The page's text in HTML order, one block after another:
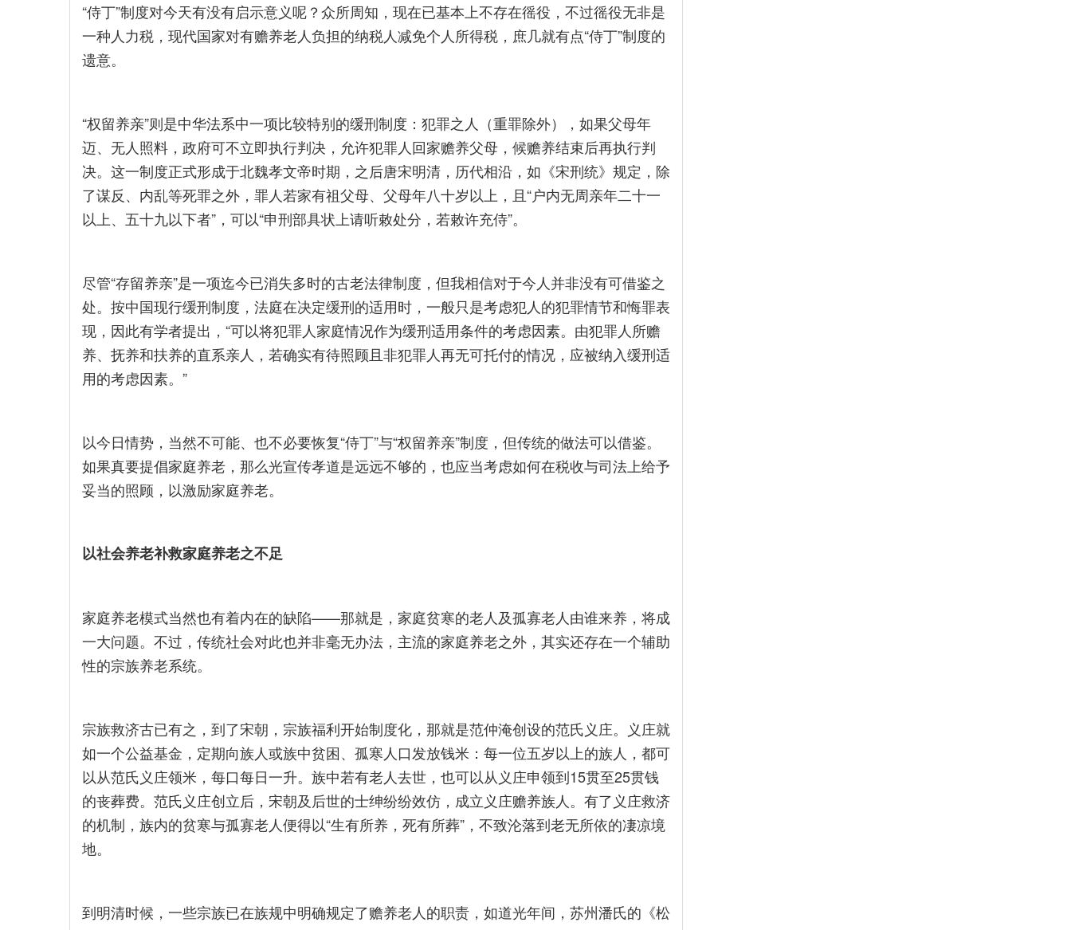
“侍丁”制度对今天有没有启示意义呢？众所周知，现在已基本上不存在徭役，不过徭役无非是
一种人力税，现代国家对有赡养老人负担的纳税人减免个人所得税，庶几就有点“侍丁”制度的
遗意。
“权留养亲”则是中华法系中一项比较特别的缓刑制度：犯罪之人（重罪除外），如果父母年
迈、无人照料，政府可不立即执行判决，允许犯罪人回家赡养父母，候赡养结束后再执行判
决。这一制度正式形成于北魏孝文帝时期，之后唐宋明清，历代相沿，如《宋刑统》规定，除
了谋反、内乱等死罪之外，罪人若家有祖父母、父母年八十岁以上，且“户内无周亲年二十一
以上、五十九以下者”，可以“申刑部具状上请听敕处分，若敕许充侍”。
尽管“存留养亲”是一项迄今已消失多时的古老法律制度，但我相信对于今人并非没有可借鉴之
处。按中国现行缓刑制度，法庭在决定缓刑的适用时，一般只是考虑犯人的犯罪情节和悔罪表
现，因此有学者提出，“可以将犯罪人家庭情况作为缓刑适用条件的考虑因素。由犯罪人所赡
养、抚养和扶养的直系亲人，若确实有待照顾且非犯罪人再无可托付的情况，应被纳入缓刑适
用的考虑因素。”
以今日情势，当然不可能、也不必要恢复“侍丁”与“权留养亲”制度，但传统的做法可以借鉴。
如果真要提倡家庭养老，那么光宣传孝道是远远不够的，也应当考虑如何在税收与司法上给予
妥当的照顾，以激励家庭养老。
以社会养老补救家庭养老之不足
家庭养老模式当然也有着内在的缺陷——那就是，家庭贫寒的老人及孤寡老人由谁来养，将成
一大问题。不过，传统社会对此也并非毫无办法，主流的家庭养老之外，其实还存在一个辅助
性的宗族养老系统。
宗族救济古已有之，到了宋朝，宗族福利开始制度化，那就是范仲淹创设的范氏义庄。义庄就
如一个公益基金，定期向族人或族中贫困、孤寒人口发放钱米：每一位五岁以上的族人，都可
以从范氏义庄领米，每口每日一升。族中若有老人去世，也可以从义庄申领到15贯至25贯钱
的丧葬费。范氏义庄创立后，宋朝及后世的士绅纷纷效仿，成立义庄赡养族人。有了义庄救济
的机制，族内的贫寒与孤寡老人便得以“生有所养，死有所葬”，不致沦落到老无所依的凄凉境
地。
到明清时候，一些宗族已在族规中明确规定了赡养老人的职责，如道光年间，苏州潘氏的《松